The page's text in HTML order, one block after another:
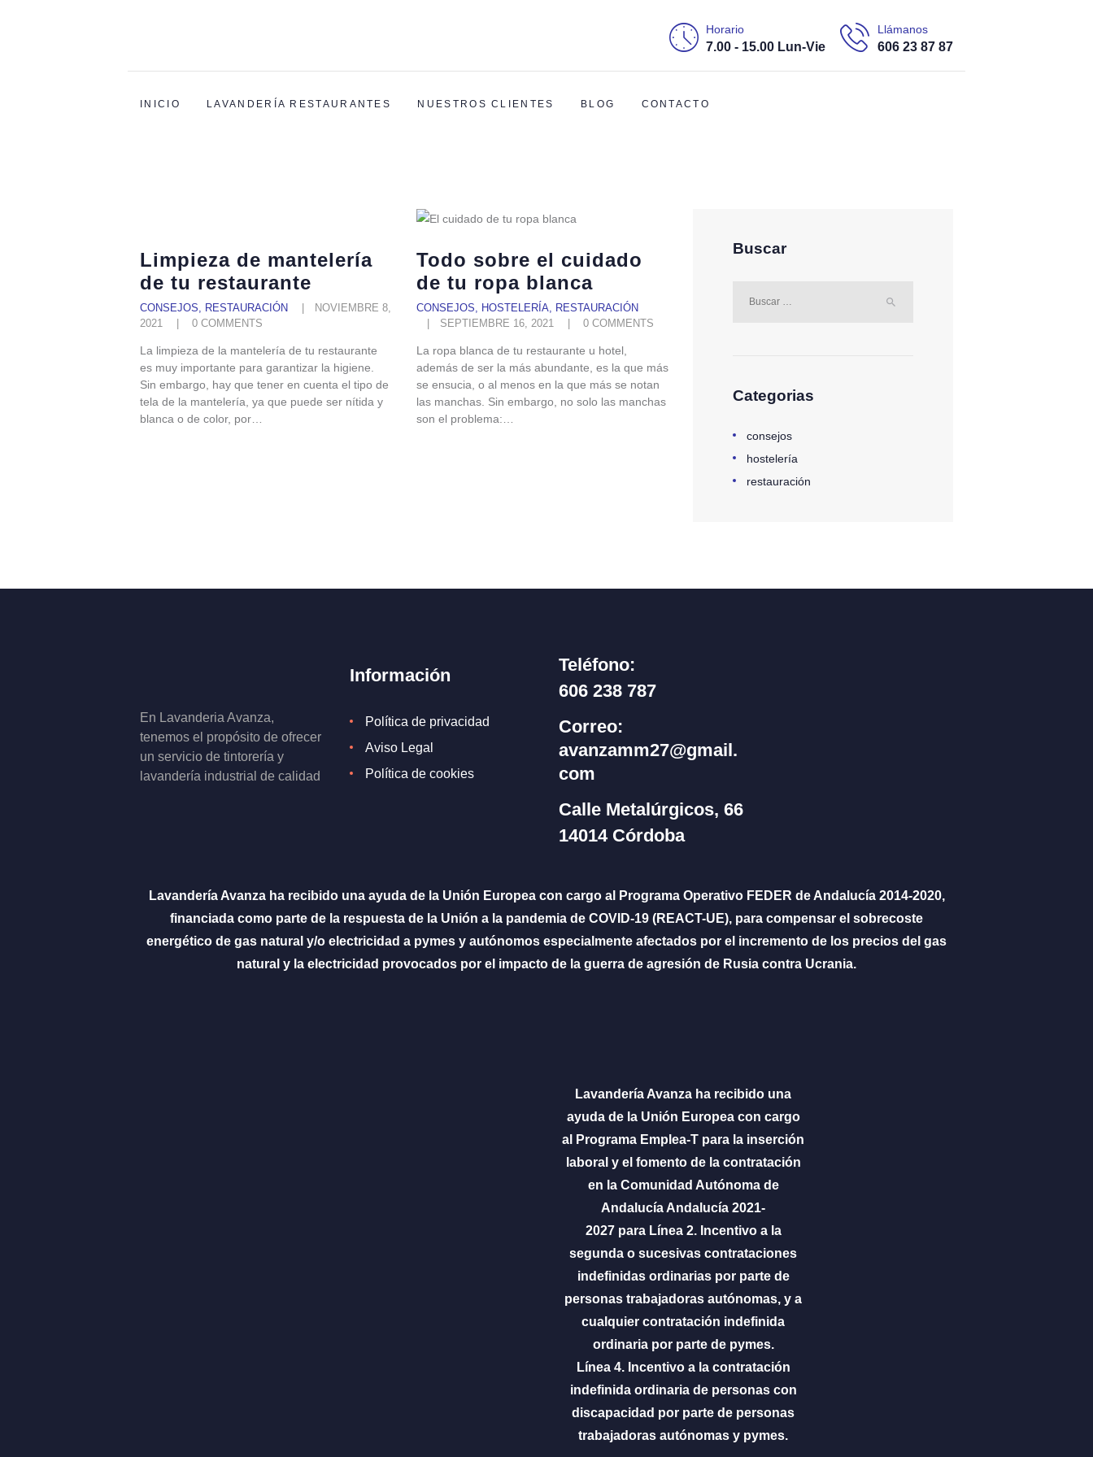
Horario
7.00 - 15.00 Lun-Vie
Llámanos
606 23 87 87
INICIO LAVANDERÍA RESTAURANTES NUESTROS CLIENTES BLOG CONTACTO
Tu lavandería de confianza en Córdoba
RESTAURANTES
BLOG
CONTACTO
Limpieza de mantelería
de tu restaurante
CONSEJOS RESTAURACIÓN
NOVIEMBRE 8,
2021
0 COMMENTS
La limpieza de la mantelería de tu restaurante
es muy importante para garantizar la higiene.
Sin embargo, hay que tener en cuenta el tipo de
tela de la mantelería, ya que puede ser nítida y
blanca o de color, por…
Todo sobre el cuidado
de tu ropa blanca
CONSEJOS HOSTELERÍA
RESTAURACIÓN
SEPTIEMBRE 16, 2021
0 COMMENTS
La ropa blanca de tu restaurante u hotel,
además de ser la más abundante, es la que más
se ensucia, o al menos en la que más se notan
las manchas. Sin embargo, no solo las manchas
son el problema:…
Buscar
Categorias
consejos
hostelería
restauración
En Lavanderia Avanza,
tenemos el propósito de ofrecer
un servicio de tintorería y
lavandería industrial de calidad
Información
Política de privacidad
Aviso Legal
Política de cookies
Teléfono:
606 238 787
Correo:
avanzamm27@gmail.
com
Calle Metalúrgicos, 66
14014 Córdoba
Lavandería Avanza ha recibido una ayuda de la Unión Europea con cargo al Programa Operativo FEDER de Andalucía 2014-2020,
financiada como parte de la respuesta de la Unión a la pandemia de COVID-19 (REACT-UE), para compensar el sobrecoste
energético de gas natural y/o electricidad a pymes y autónomos especialmente afectados por el incremento de los precios del gas
natural y la electricidad provocados por el impacto de la guerra de agresión de Rusia contra Ucrania.
Lavandería Avanza ha recibido una
ayuda de la Unión Europea con cargo
al Programa Emplea-T para la inserción
laboral y el fomento de la contratación
en la Comunidad Autónoma de
Andalucía Andalucía 2021-
2027 para Línea 2. Incentivo a la
segunda o sucesivas contrataciones
indefinidas ordinarias por parte de
personas trabajadoras autónomas, y a
cualquier contratación indefinida
ordinaria por parte de pymes.
Línea 4. Incentivo a la contratación
indefinida ordinaria de personas con
discapacidad por parte de personas
trabajadoras autónomas y pymes.